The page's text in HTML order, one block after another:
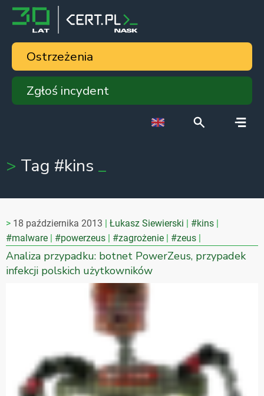
Ostrzeżenia
Zgłoś incydent
Tag #kins
18 października 2013 Łukasz Siewierski
#kins
#malware
#powerzeus #zagrożenie #zeus
Analiza przypadku: botnet PowerZeus, przypadek
infekcji polskich użytkowników